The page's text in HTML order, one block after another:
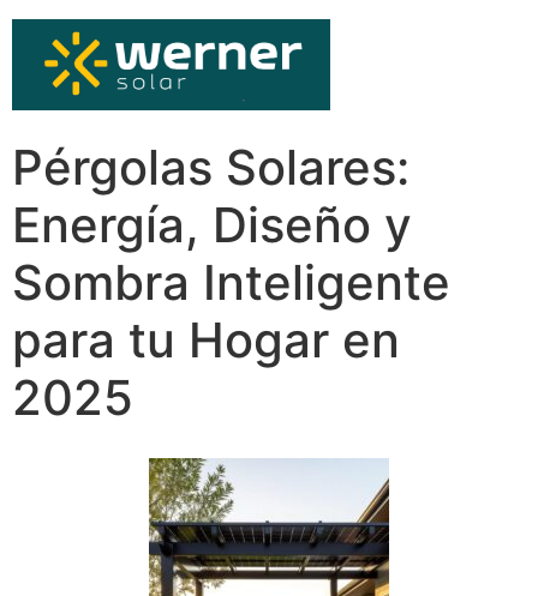
Pérgolas Solares:
Energía, Diseño y
Sombra Inteligente
para tu Hogar en
2025